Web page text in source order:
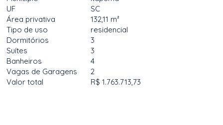
UF
SC
Área privativa
132,11 m²
Tipo de uso
residencial
Dormitórios
3
Suítes
3
Banheiros
4
Vagas de Garagens
2
Valor total
R$ 1.763.713,73